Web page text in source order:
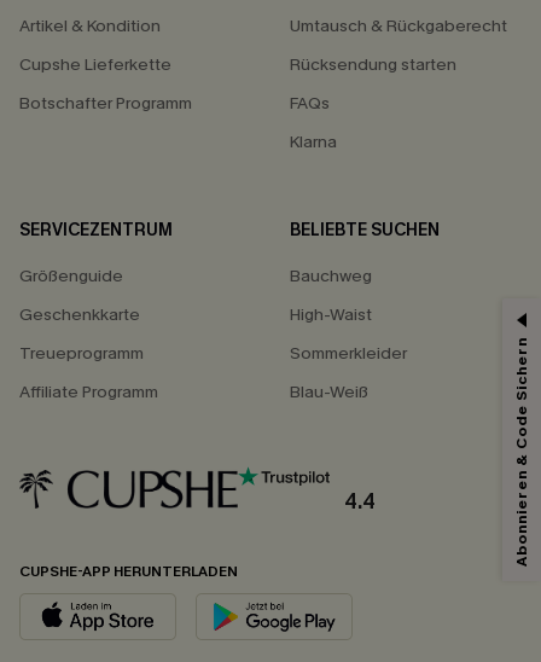
Artikel & Kondition
Cupshe Lieferkette
Botschafter Programm
Umtausch & Rückgaberecht
Rücksendung starten
FAQs
Klarna
SERVICEZENTRUM
Größenguide
Geschenkkarte
Treueprogramm
Affiliate Programm
BELIEBTE SUCHEN
Bauchweg
High-Waist
Sommerkleider
Blau-Weiß
4.4
CUPSHE-APP HERUNTERLADEN
Abonnieren & Code Sichern